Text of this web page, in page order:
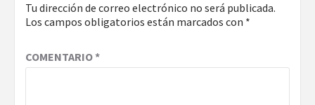
Tu dirección de correo electrónico no será publicada.
Los campos obligatorios están marcados con *
COMENTARIO*